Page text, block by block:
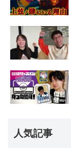
人気記事